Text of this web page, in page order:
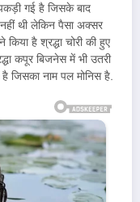
गई है जिसके बाद
नहीं थी लेकिन पैसा अक्सर
है श्रद्धा चोरी की हुए
कपूर बिजनेस में भी उतरी
जिसका नाम पल मोनिस है.